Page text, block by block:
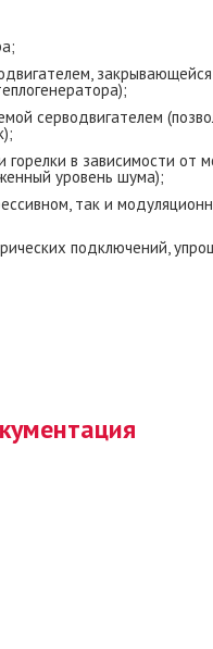
серводвигателем
горелки в зависимости от
уровень шума);
так и
подключений,